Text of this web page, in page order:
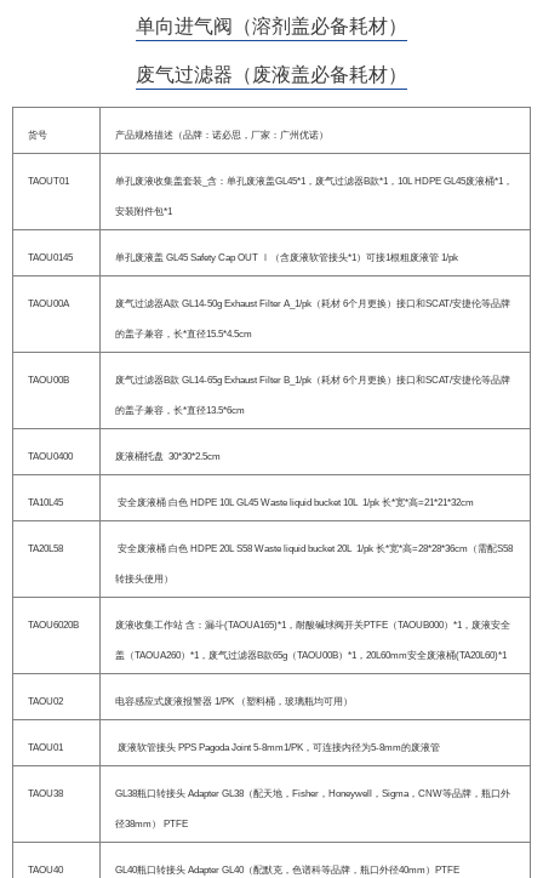
单向进气阀（溶剂盖必备耗材）
废气过滤器（废液盖必备耗材）
货号 产品规格描述（品牌：诺必思，厂家：广州优诺）
TAOUT01 单孔废液收集盖套装_含：单孔废液盖GL45*1，废气过滤器B款*1，10L HDPE GL45废液桶*1，
安装附件包*1
TAOU0145 单孔废液盖 GL45 Safety Cap OUT Ⅰ（含废液软管接头*1）可接1根粗废液管 1/pk
TAOU00A 废气过滤器A款 GL14-50g Exhaust Filter A_1/pk（耗材 6个月更换）接口和SCAT/安捷伦等品牌
的盖子兼容，长*直径15.5*4.5cm
TAOU00B 废气过滤器B款 GL14-65g Exhaust Filter B_1/pk（耗材 6个月更换）接口和SCAT/安捷伦等品牌
的盖子兼容，长*直径13.5*6cm
TAOU0400 废液桶托盘 30*30*2.5cm
TA10L45 安全废液桶 白色 HDPE 10L GL45 Waste liquid bucket 10L 1/pk 长*宽*高=21*21*32cm
TA20L58 安全废液桶 白色 HDPE 20L S58 Waste liquid bucket 20L 1/pk 长*宽*高=28*28*36cm（需配S58
转接头使用）
TAOU6020B 废液收集工作站 含：漏斗(TAOUA165)*1，耐酸碱球阀开关PTFE（TAOUB000）*1，废液安全
盖（TAOUA260）*1，废气过滤器B款65g（TAOU00B）*1，20L60mm安全废液桶(TA20L60)*1
TAOU02 电容感应式废液报警器 1/PK （塑料桶，玻璃瓶均可用）
TAOU01 废液软管接头 PPS Pagoda Joint 5-8mm1/PK，可连接内径为5-8mm的废液管
TAOU38 GL38瓶口转接头 Adapter GL38（配天地，Fisher，Honeywell，Sigma，CNW等品牌，瓶口外
径38mm） PTFE
TAOU40 GL40瓶口转接头 Adapter GL40（配默克，色谱科等品牌，瓶口外径40mm）PTFE